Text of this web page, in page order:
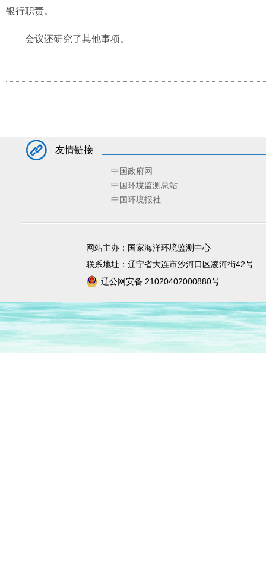
银行职责。
会议还研究了其他事项。
友情链接
中国政府网
中国环境监测总站
中国环境报社
固体废物与化学品管理技术中心
网站主办：国家海洋环境监测中心
联系地址：辽宁省大连市沙河口区凌河街42号
辽公网安备 21020402000880号